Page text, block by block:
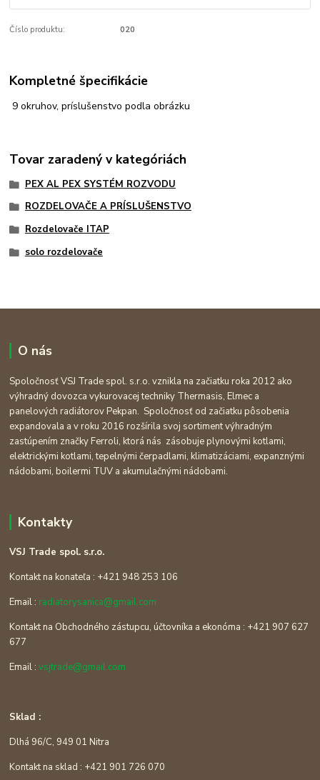
Číslo produktu: 020
Kompletné špecifikácie
9 okruhov, príslušenstvo podla obrázku
Tovar zaradený v kategóriách
PEX AL PEX SYSTÉM ROZVODU
ROZDELOVAČE A PRÍSLUŠENSTVO
Rozdelovače ITAP
solo rozdelovače
O nás
Spoločnosť VSJ Trade spol. s.r.o. vznikla na začiatku roka 2012 ako
výhradný dovozca vykurovacej techniky Thermasis, Elmec a
panelových radiátorov Pekpan. Spoločnosť od začiatku pôsobenia
expandovala a v roku 2016 rozšírila svoj sortiment výhradným
zastúpením značky Ferroli, ktorá nás zásobuje plynovými kotlami,
elektrickými kotlami, tepelnými čerpadlami, klimatizáciami, expanznými
nádobami, boilermi TUV a akumulačnými nádobami.
Kontakty
VSJ Trade spol. s.r.o.
Kontakt na konateľa : +421 948 253 106
Email : radiatorysanica@gmail.com
Kontakt na Obchodného zástupcu, účtovníka a ekonóma : +421 907 627
677
Email :vsjtrade@gmail.com
Sklad :
Dlhá 96/C, 949 01 Nitra
Kontakt na sklad : +421 901 726 070